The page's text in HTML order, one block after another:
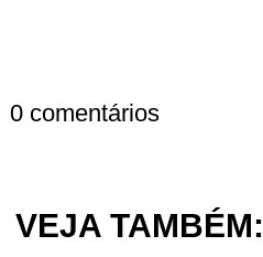
0 comentários
VEJA TAMBÉM: